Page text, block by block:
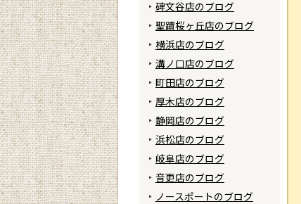
碑文谷店のブログ
聖蹟桜ヶ丘店のブログ
横浜店のブログ
溝ノ口店のブログ
町田店のブログ
厚木店のブログ
静岡店のブログ
浜松店のブログ
岐阜店のブログ
音更店のブログ
ノースポートのブログ